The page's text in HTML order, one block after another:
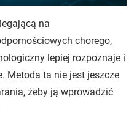
na
chorego,
lepiej rozpoznaje i
Metoda ta nie jest jeszcze
żeby ją wprowadzić